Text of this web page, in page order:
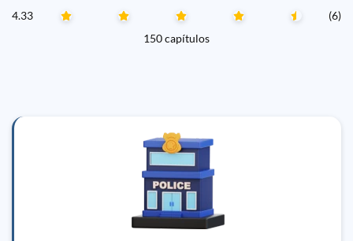
4.33
(6)
150 capítulos